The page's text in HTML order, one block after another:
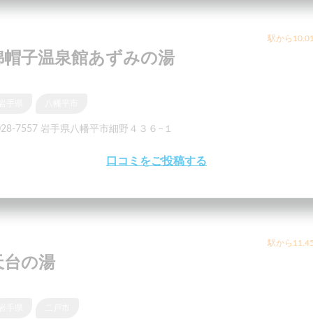
駅から
帽子温泉館あずみの湯
7557 岩手県八幡平市細野４３６−１
口コミをご投稿する
駅から
台の湯